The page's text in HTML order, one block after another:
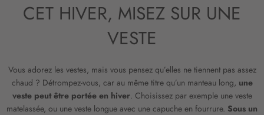
CET HIVER, MISEZ SUR UNE
VESTE
Vous adorez les vestes, mais vous pensez qu’elles ne tiennent pas assez
chaud ? Détrompez-vous, car au même titre qu’un manteau long, une
veste peut être portée en hiver. Choisissez par exemple une veste
matelassée, ou une veste longue avec une capuche en fourrure. Sous un